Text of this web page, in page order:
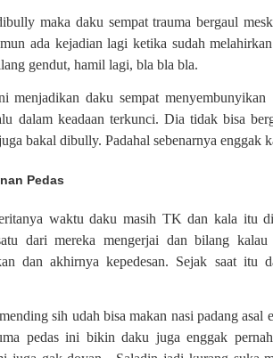
maka daku sempat trauma bergaul
ada kejadian lagi ketika sudah
gendut, hamil lagi, bla bla bla.
menjadikan daku sempat
dalam keadaan terkunci. Dia tidak bisa
bakal dibully. Padahal sebenarnya enggak
Pedas
waktu daku masih TK dan kala itu
dari mereka mengerjai dan bilang
dan akhirnya kepedesan. Sejak saat itu
sih udah bisa makan nasi padang asal
pedas ini bikin daku juga enggak pernah